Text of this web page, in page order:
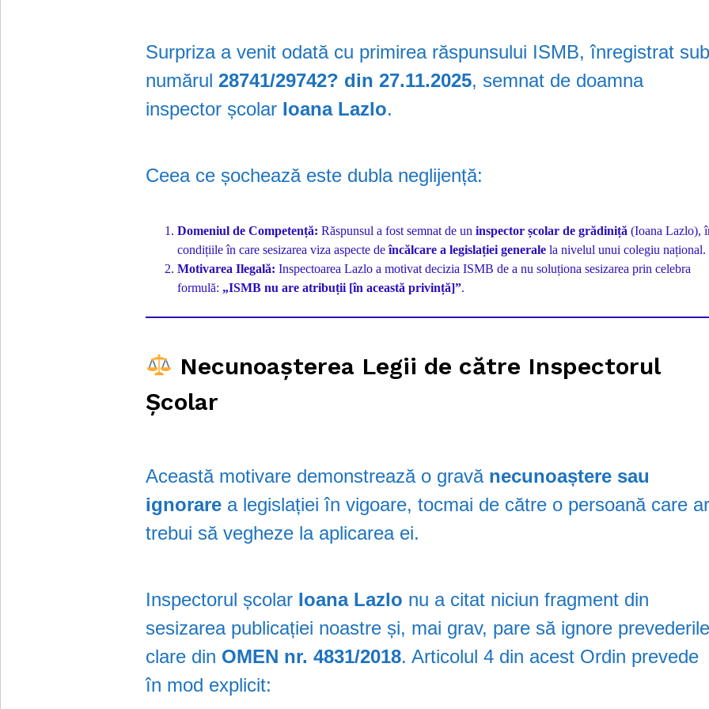
Surpriza a venit odată cu primirea răspunsului ISMB, înregistrat
numărul28741/29742? din 27.11.2025, semnat de doamna
inspector școlar Ioana Lazlo.
Ceea ce șochează este dubla neglijență:
Domeniul de Competență: Răspunsul a fost semnat de uninspector școlar de grădiniță (Ioana Lazlo),
condițiile în care sesizarea viza aspecte deîncălcare a legislației generale la nivelul unui colegiu național.
Motivarea Ilegală: Inspectoarea Lazlo a motivat decizia ISMB de a nu soluționa sesizarea prin celebra
formulă: „ISMB nu are atribuții [în această privință]”.
Necunoașterea Legii de către Inspectorul
Școlar
Această motivare demonstrează o gravă necunoaștere sau
ignorare a legislației în vigoare, tocmai de către o persoană care
trebui să vegheze la aplicarea ei.
Inspectorul școlar Ioana Lazlo nu a citat niciun fragment din
sesizarea publicației noastre și, mai grav, pare să ignore
clare din OMEN nr. 4831/2018. Articolul 4 din acest Ordin prevede
în mod explicit: